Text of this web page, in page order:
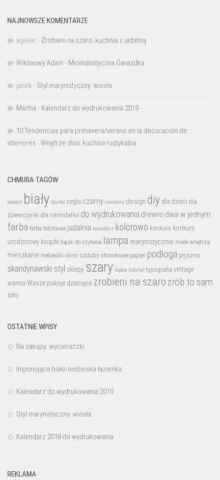
NAJNOWSZE KOMENTARZE
agielar - Zrobieni na szaro: kuchnia z jadalnią
Wiklinowy Adam - Minimalistyczna Gwiazdka
janek - Styl marynistyczny: wiosła
Martha - Kalendarz do wydrukowania 2019
10 Tendencias para primavera/verano en la decoración de
interiores -Wnętrze dnia: kuchnia rustykalna
CHMURA TAGÓW
adwent biały biurko cegła czarny czerwony design diy dla dzieci dla
dziewczynki dla nastolatka do wydrukowania drewno dwa w jednym
farba farba tablicowa jadalnia kalendarz kolorowo konkurs konkurs
urodzinowy książki kącik do czytania lampa marynistycznie małe wnętrza
mieszkanie niebieski okno ozdoby choinkowe papier podłoga prysznic
skandynawski styl sklepy szary tapeta tutorial typografia vintage
wanna Wasze pokoje dziecięce zrobieni na szaro zrób to sam
żółty
OSTATNIE WPISY
Na zakupy: wycieraczki
Imponująca biało-niebieska łazienka
Kalendarz do wydrukowania 2019
Styl marynistyczny: wiosła
Kalendarz 2018 do wydrukowania
REKLAMA